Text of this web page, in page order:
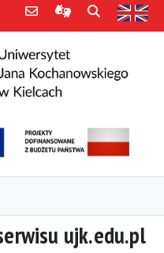
Poczta e-mailInformacje dla
Szukaj
ujk.edu.pl